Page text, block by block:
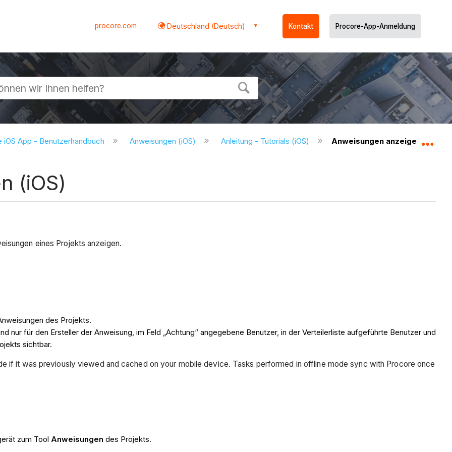
procore.com Deutschland (Deutsch) Kontakt Procore-App-Anmeldung
iOS App - Benutzerhandbuch Anweisungen (iOS) Anleitung - Tutorials (iOS) Anweisungen anzeigen (iOS)
(iOS)
eines Projekts anzeigen.
des Projekts.
nur für den Ersteller der Anweisung, im Feld „Achtung“ angegebene Benutzer, in der Verteilerliste aufgeführte Benutzer und
sichtbar.
if it was previously viewed and cached on your mobile device. Tasks performed in offline mode sync with Procore once
zum Tool Anweisungendes Projekts.